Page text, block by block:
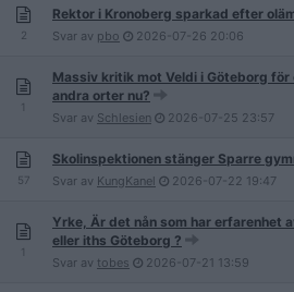
2
Rektor i Kronoberg sparkad efter
Svar av pbo 2026-07-26 20:06
1
Massiv kritik mot Veldi i Göteborg
andra orter nu?
Svar av Schlesien 2026-07-25 23:57
57
Skolinspektionen stänger Sparre
Svar av KungKanel 2026-07-22 19:47
1
Yrke, Är det nån som har erfarenhet
eller iths Göteborg ?
Svar av tobes 2026-07-21 13:59